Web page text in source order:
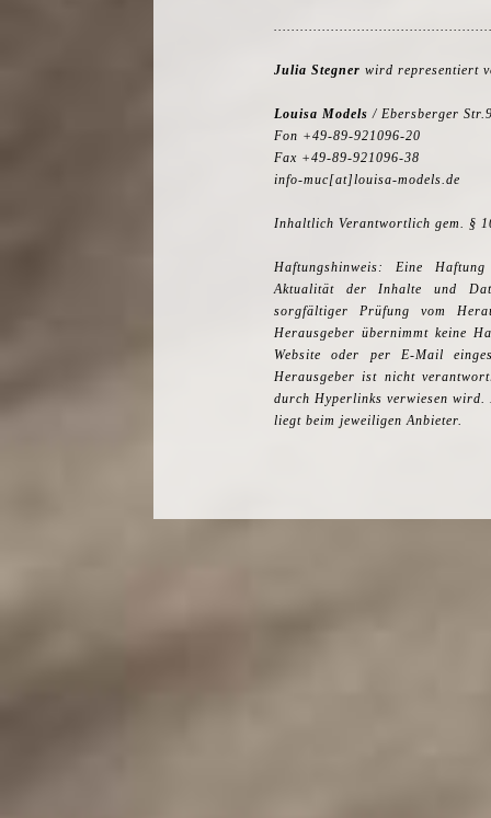
Julia Stegner wird representiert
Louisa Models / Ebersberger
Fon +49-89-921096-20
Fax +49-89-921096-38
info-muc[at]louisa-models.de
Inhaltlich Verantwortlich gem. §
Haftungshinweis: Eine
Aktualität der Inhalte und
sorgfältiger Prüfung vom
Herausgeber übernimmt keine
Website oder per E-Mail
Herausgeber ist nicht
durch Hyperlinks verwiesen
liegt beim jeweiligen Anbieter.